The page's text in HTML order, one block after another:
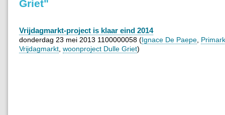
Griet"
Vrijdagmarkt-project is klaar eind 2014
donderdag 23 mei 2013 1100000058 (Ignace De Paepe Primark
Vrijdagmarkt woonproject Dulle Griet)